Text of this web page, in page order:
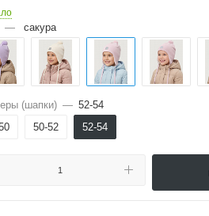
— сакура
(шапки) — 52-54
50-52 52-54